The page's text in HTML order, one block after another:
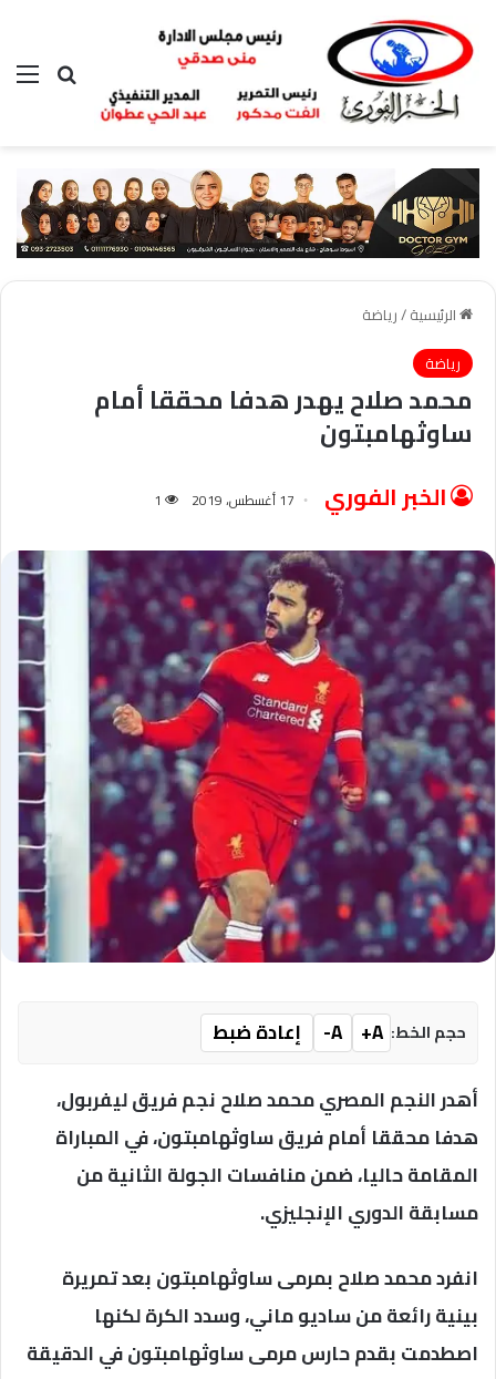
بحث عن
الرئيسية/رياضة
رياضة
محمد صلاح يهدر هدفا محققا أمام
ساوثهامبتون
الخبر الفوري 17 أغسطس، 2019 1
حجم الخط: A+
A-
إعادة ضبط
أهدر النجم المصري محمد صلاح نجم فريق ليفربول،
هدفا محققا أمام فريق ساوثهامبتون، في المباراة
المقامة حاليا، ضمن منافسات الجولة الثانية من
مسابقة الدوري الإنجليزي.
انفرد محمد صلاح بمرمى ساوثهامبتون بعد تمريرة
بينية رائعة من ساديو ماني، وسدد الكرة لكنها
اصطدمت بقدم حارس مرمى ساوثهامبتون في الدقيقة